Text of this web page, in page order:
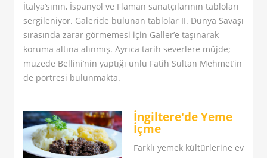
İtalya’sının, İspanyol ve Flaman sanatçılarının tabloları
sergileniyor. Galeride bulunan tablolar II. Dünya Savaşı
sırasında zarar görmemesi için Galler’e taşınarak
koruma altına alınmış. Ayrıca tarih severlere müjde;
müzede Bellini’nin yaptığı ünlü Fatih Sultan Mehmet’in
de portresi bulunmakta.
İngiltere'de Yeme
İçme
Farklı yemek kültürlerine ev